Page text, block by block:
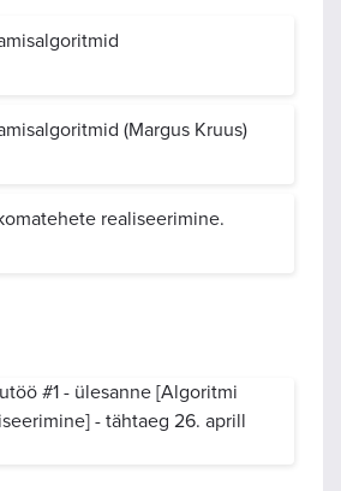
(Margus Kruus)
realiseerimine.
#1 - ülesanne [Algoritmi
- tähtaeg 26. aprill